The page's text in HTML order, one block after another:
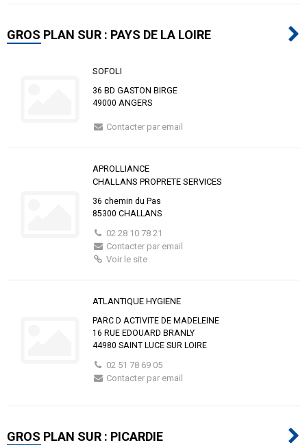
GROS PLAN SUR : PAYS DE LA LOIRE
SOFOLI
36 BD GASTON BIRGE
49000 ANGERS
Contacter par email
APROLLIANCE
CHALLANS PROPRETE SERVICES
36 chemin du Pas
85300 CHALLANS
02 28 10 78 21
Contacter par email
Voir le site
ATLANTIQUE HYGIENE
PARC D ACTIVITE DE MADELEINE
16 RUE EDOUARD BRANLY
44980 SAINT LUCE SUR LOIRE
02 51 78 69 05
Contacter par email
GROS PLAN SUR : PICARDIE